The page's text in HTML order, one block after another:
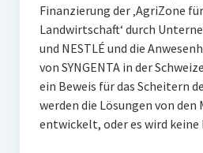
Finanzierung der ‚AgriZone
Landwirtschaft‘ durch
und NESTLÉ und die
von SYNGENTA in der
ein Beweis für das Scheitern
werden die Lösungen von den
entwickelt, oder es wird keine